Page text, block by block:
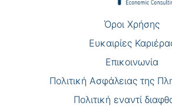
Όροι Χρήσης
Eυκαιρίες
Επικοινωνία
Πολιτική Ασφάλειας της
Πολιτική εναντί